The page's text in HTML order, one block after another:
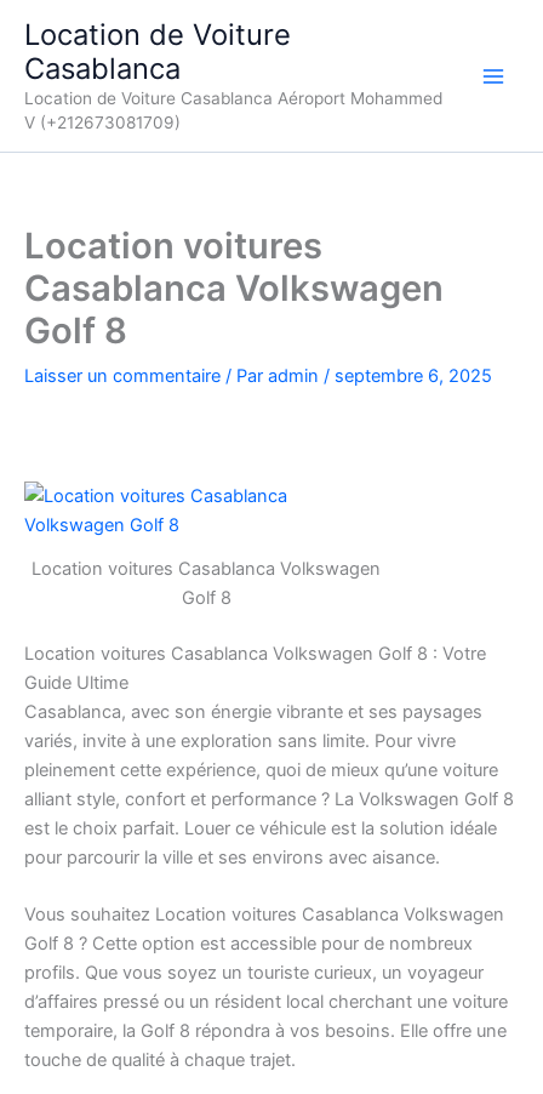
contenu
Location de Voiture
Casablanca
Location de Voiture Casablanca Aéroport Mohammed
V (+212673081709)
Location voitures
Casablanca Volkswagen
Golf 8
Laisser un commentaire / Par admin / septembre 6, 2025
Location voitures Casablanca Volkswagen
Golf 8
Location voitures Casablanca Volkswagen Golf 8 : Votre
Guide Ultime
Casablanca, avec son énergie vibrante et ses paysages
variés, invite à une exploration sans limite. Pour vivre
pleinement cette expérience, quoi de mieux qu’une voiture
alliant style, confort et performance ? La Volkswagen Golf 8
est le choix parfait. Louer ce véhicule est la solution idéale
pour parcourir la ville et ses environs avec aisance.
Vous souhaitez Location voitures Casablanca Volkswagen
Golf 8 ? Cette option est accessible pour de nombreux
profils. Que vous soyez un touriste curieux, un voyageur
d’affaires pressé ou un résident local cherchant une voiture
temporaire, la Golf 8 répondra à vos besoins. Elle offre une
touche de qualité à chaque trajet.